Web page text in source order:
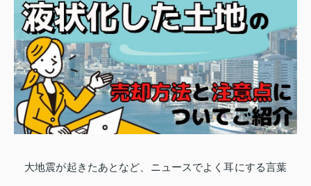
大地震が起きたあとなど、ニュースでよく耳にする言葉